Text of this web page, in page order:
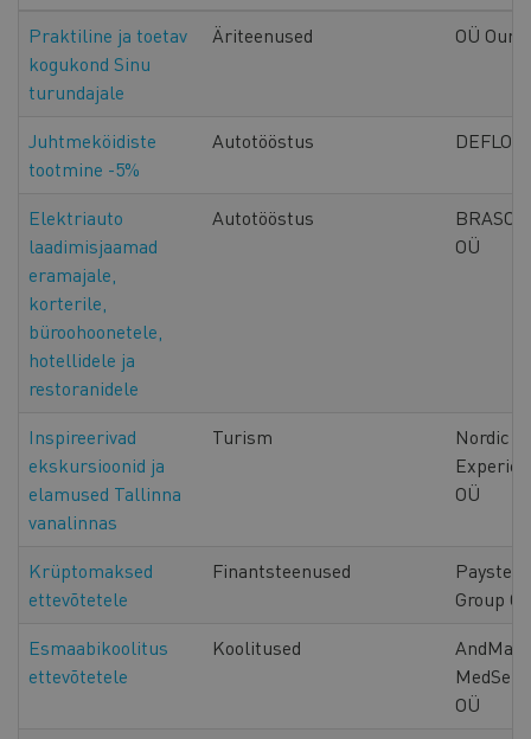
Praktiline ja toetav
kogukond Sinu
turundajale
Äriteenused OÜ
Juhtmeköidiste
tootmine -5%
Autotööstus DEFLOC
Elektriauto
laadimisjaamad
eramajale,
korterile,
büroohoonetele,
hotellidele ja
restoranidele
Autotööstus
OÜ
Inspireerivad
ekskursioonid ja
elamused Tallinna
vanalinnas
Turism
Nordic
OÜ
Krüptomaksed
ettevõtetele
Finantsteenused
Payster
Group
Esmaabikoolitus
ettevõtetele
Koolitused
AndMar
OÜ